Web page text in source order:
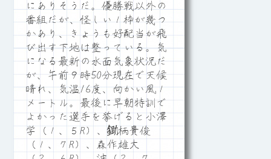
にありそうだ。優勝戦以外の
番組だが、怪しい１枠が幾つ
かあり、きょうも好配当が飛
び出す下地は整っている。気
になる最新の水面気象状況だ
が、午前９時50分現在で天候
晴れ、気温16度、向かい風１
メートル。最後に早朝特訓で
よかった選手を挙げると小澤
学（１、５R）、鋤柄貴俊
（１、７R）、森作雄大